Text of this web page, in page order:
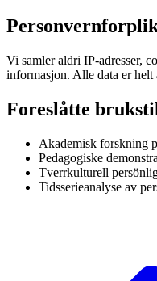
Vi samler aldri IP-adresser,
informasjon. Alle data er helt
Foreslåtte
Akademisk forskning
Pedagogiske
Tverrkulturell
Tidsserieanalyse av